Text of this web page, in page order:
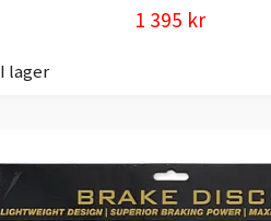
1 395 kr
I lager